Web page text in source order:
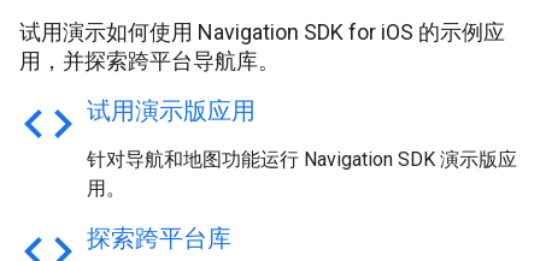
试用演示如何使用 Navigation SDK for iOS 的示例应
用，并探索跨平台导航库。
code 试用演示版应用
针对导航和地图功能运行 Navigation SDK 演示版应
用。
探索跨平台库